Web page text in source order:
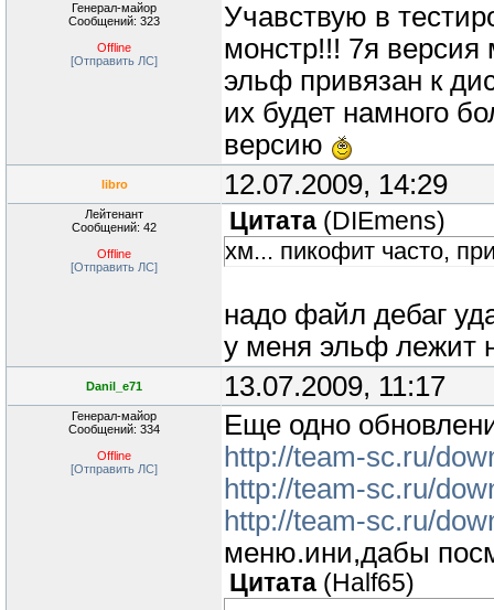
Генерал-майор
Сообщений: 323
Offline
[Отправить ЛС]
Учавствую в
монстр!!! 7я
эльф привязан к
их будет намного
версию
libro 12.07.2009, 14:29
Лейтенант
Сообщений: 42
Offline
[Отправить ЛС]
Цитата ( DIEmens)
хм... пикофит часто,
надо файл дебаг
у меня эльф лежит
Danil_e71 13.07.2009, 11:17
Генерал-майор
Сообщений: 334
Offline
[Отправить ЛС]
Еще одно
http://team-sc.ru/
http://team-sc.ru/
http://team-sc.ru/
меню.ини,дабы
Цитата ( Half65)